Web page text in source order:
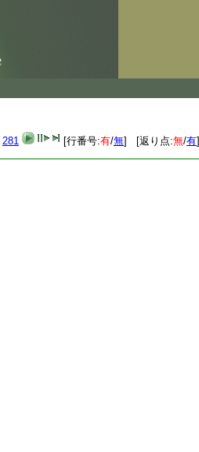
281 [行番号:有/無] [返り点:無/有]